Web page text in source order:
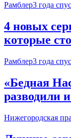
Рамблер3 года
4 новых
которые
Рамблер3 года
«Бедная
разводили
Нижегородская